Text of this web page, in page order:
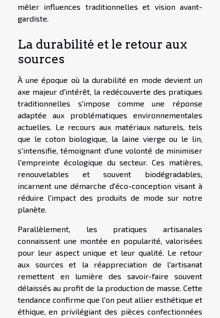
mêler influences traditionnelles et vision avant-
gardiste.
La durabilité et le retour aux
sources
À une époque où la durabilité en mode devient un
axe majeur d'intérêt, la redécouverte des pratiques
traditionnelles s'impose comme une réponse
adaptée aux problématiques environnementales
actuelles. Le recours aux matériaux naturels, tels
que le coton biologique, la laine vierge ou le lin,
s'intensifie, témoignant d'une volonté de minimiser
l'empreinte écologique du secteur. Ces matières,
renouvelables et souvent biodégradables,
incarnent une démarche d'éco-conception visant à
réduire l'impact des produits de mode sur notre
planète.
Parallèlement, les pratiques artisanales
connaissent une montée en popularité, valorisées
pour leur aspect unique et leur qualité. Le retour
aux sources et la réappreciation de l'artisanat
remettent en lumière des savoir-faire souvent
délaissés au profit de la production de masse. Cette
tendance confirme que l'on peut allier esthétique et
éthique, en privilégiant des pièces confectionnées